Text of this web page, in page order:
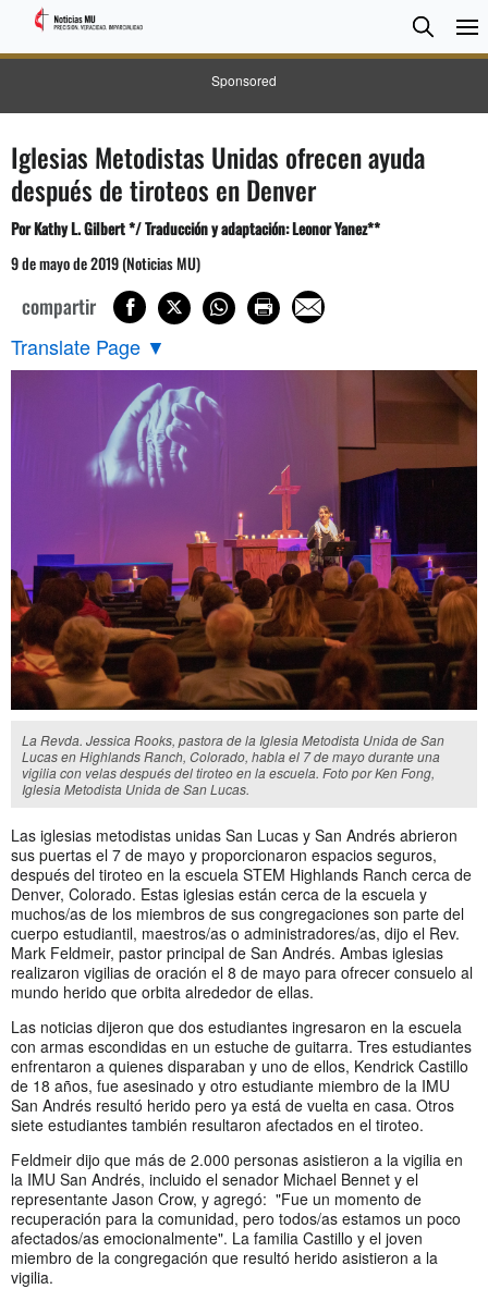
Sponsored
Search
Iglesias Metodistas Unidas ofrecen ayuda
después de tiroteos en Denver
Por Kathy L. Gilbert */ Traducción y adaptación: Leonor Yanez**
9 de mayo de 2019 (Noticias MU)
compartir
Translate Page ▼
La Revda. Jessica Rooks, pastora de la Iglesia Metodista Unida de San
Lucas en Highlands Ranch, Colorado, habla el 7 de mayo durante una
vigilia con velas después del tiroteo en la escuela. Foto por Ken Fong,
Iglesia Metodista Unida de San Lucas.
Las iglesias metodistas unidas San Lucas y San Andrés abrieron
sus puertas el 7 de mayo y proporcionaron espacios seguros,
después del tiroteo en la escuela STEM Highlands Ranch cerca de
Denver, Colorado. Estas iglesias están cerca de la escuela y
muchos/as de los miembros de sus congregaciones son parte del
cuerpo estudiantil, maestros/as o administradores/as, dijo el Rev.
Mark Feldmeir, pastor principal de San Andrés. Ambas iglesias
realizaron vigilias de oración el 8 de mayo para ofrecer consuelo al
mundo herido que orbita alrededor de ellas.
Las noticias dijeron que dos estudiantes ingresaron en la escuela
con armas escondidas en un estuche de guitarra. Tres estudiantes
enfrentaron a quienes disparaban y uno de ellos, Kendrick Castillo
de 18 años, fue asesinado y otro estudiante miembro de la IMU
San Andrés resultó herido pero ya está de vuelta en casa. Otros
siete estudiantes también resultaron afectados en el tiroteo.
Feldmeir dijo que más de 2.000 personas asistieron a la vigilia en
la IMU San Andrés, incluido el senador Michael Bennet y el
representante Jason Crow, y agregó: "Fue un momento de
recuperación para la comunidad, pero todos/as estamos un poco
afectados/as emocionalmente". La familia Castillo y el joven
miembro de la congregación que resultó herido asistieron a la
vigilia.